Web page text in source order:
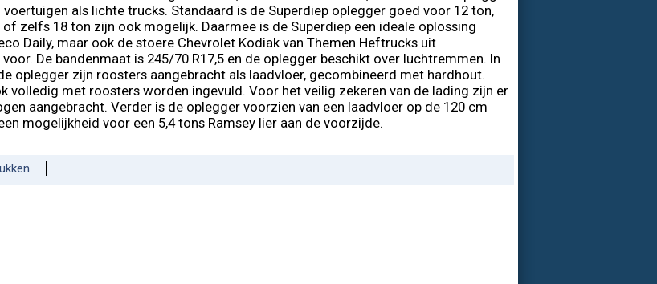
als lichte trucks. Standaard is de Superdiep oplegger goed voor 12 ton,
zelfs 18 ton zijn ook mogelijk. Daarmee is de Superdiep een ideale oplossing
Daily, maar ook de stoere Chevrolet Kodiak van Themen Heftrucks uit
De bandenmaat is 245/70 R17,5 en de oplegger beschikt over luchtremmen. In
oplegger zijn roosters aangebracht als laadvloer, gecombineerd met hardhout.
volledig met roosters worden ingevuld. Voor het veilig zekeren van de lading zijn er
aangebracht. Verder is de oplegger voorzien van een laadvloer op de 120 cm
mogelijkheid voor een 5,4 tons Ramsey lier aan de voorzijde.